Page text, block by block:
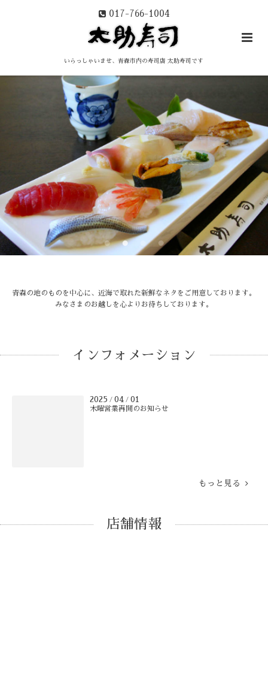
017-766-1004
いらっしゃいませ、青森市内の寿司店 太助寿司です
青森の地のものを中心に、近海で取れた新鮮なネタをご用意しております。
みなさまのお越しを心よりお待ちしております。
インフォメーション
2025 / 04 / 01
木曜営業再開のお知らせ
もっと見る
店舗情報